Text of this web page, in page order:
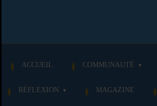
ACCUEIL COMMUNAUTÉ
RÉFLEXION MAGAZINE